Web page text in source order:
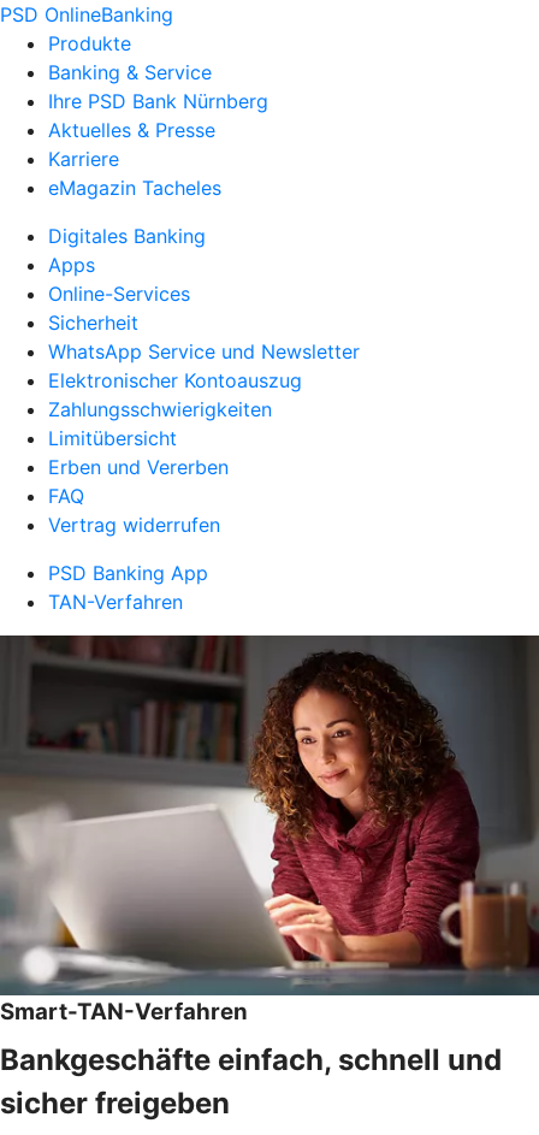
PSD OnlineBanking
Produkte
Banking & Service
Ihre PSD Bank Nürnberg
Aktuelles & Presse
Karriere
eMagazin Tacheles
Digitales Banking
Apps
Online-Services
Sicherheit
WhatsApp Service und Newsletter
Elektronischer Kontoauszug
Zahlungsschwierigkeiten
Limitübersicht
Erben und Vererben
FAQ
Vertrag widerrufen
PSD Banking App
TAN-Verfahren
Smart-TAN-Verfahren
Bankgeschäfte einfach, schnell und
sicher freigeben